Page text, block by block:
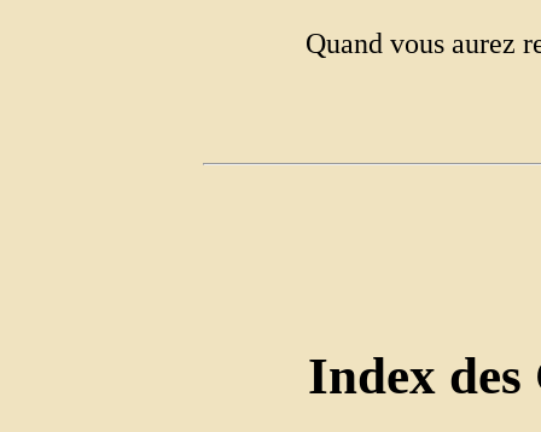
Quand vous aurez
Index